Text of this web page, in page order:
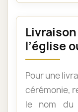
l’église
Pour une
cérémonie,
le nom du